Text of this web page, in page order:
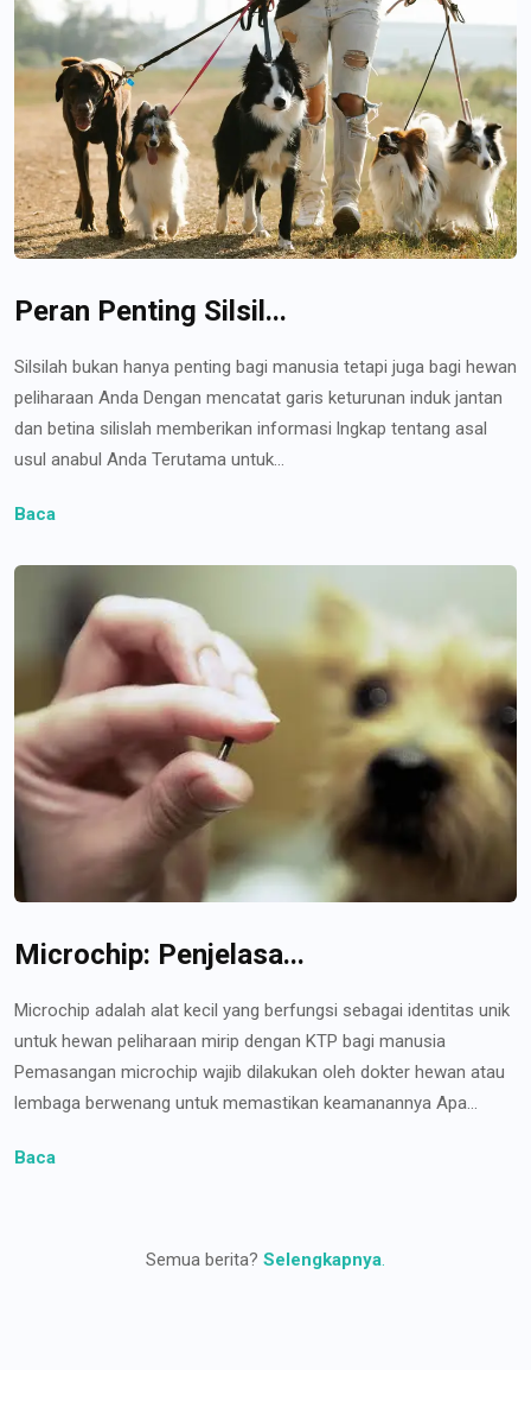
Peran Penting Silsil...
Silsilah bukan hanya penting bagi manusia tetapi juga bagi hewan
peliharaan Anda Dengan mencatat garis keturunan induk jantan
dan betina silislah memberikan informasi lngkap tentang asal
usul anabul Anda Terutama untuk...
Baca
Microchip: Penjelasa...
Microchip adalah alat kecil yang berfungsi sebagai identitas unik
untuk hewan peliharaan mirip dengan KTP bagi manusia
Pemasangan microchip wajib dilakukan oleh dokter hewan atau
lembaga berwenang untuk memastikan keamanannya Apa...
Baca
Semua berita? Selengkapnya